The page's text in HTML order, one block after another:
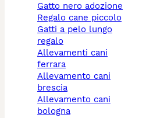
gatto nero adozione
regalo cane piccolo
gatti a pelo lungo
regalo
allevamenti cani
ferrara
allevamento cani
brescia
allevamento cani
bologna